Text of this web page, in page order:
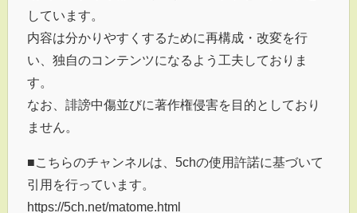
しています。
内容は分かりやすくするために再構成・改変を行
い、独自のコンテンツになるよう工夫しておりま
す。
なお、誹謗中傷並びに著作権侵害を目的としており
ません。
■こちらのチャンネルは、5chの使用許諾に基づいて
引用を行っています。
https://5ch.net/matome.html